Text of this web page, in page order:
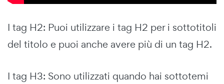
I tag H2: Puoi utilizzare i tag H2 per i sottotitoli
del titolo e puoi anche avere più di un tag H2.
I tag H3: Sono utilizzati quando hai sottotemi